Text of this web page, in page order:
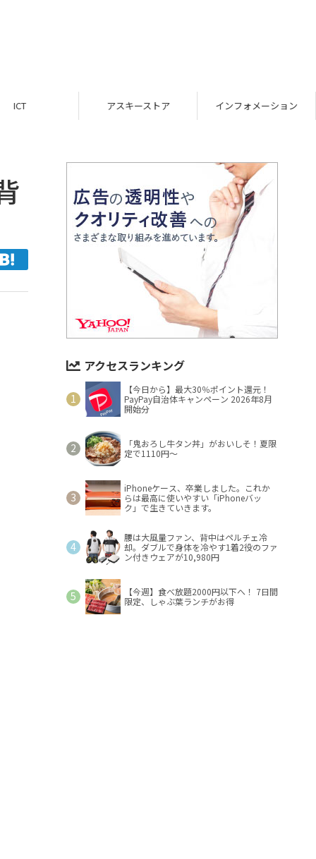
ICT アスキーストア インフォメーション
アクセスランキング
【今日から】最大30％ポイント還元！
PayPay自治体キャンペーン 2026年8月
開始分
「鬼おろし牛タン丼」がおいしそ！夏限
定で1110円～
iPhoneケース、卒業しました。これか
らは最高に使いやすい「iPhoneバッ
ク」で生きていきます。
腰は大風量ファン、背中はペルチェ冷
却。ダブルで身体を冷やす1着2役のファ
ン付きウェアが10,980円
【今週】食べ放題2000円以下へ！ 7日間
限定、しゃぶ葉ランチがお得